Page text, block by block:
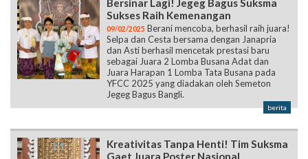
dan Asti berhasil mencetak prestasi baru
sebagai Juara 2 Lomba Busana Adat dan
Juara Harapan 1 Lomba Tata Busana pada
YFCC 2025 yang diadakan oleh Semeton
Jegeg Bagus Bangli.
berita
Kreativitas Tanpa Henti! Tim Suksma
Gaet Juara Poster Nasional
ajang nasional! Tiga siswi berbakat SMAN 1
Sukawati berhasil raih Juara 1 dengan karya
poster kreatif pada ajang SOUND Udayana